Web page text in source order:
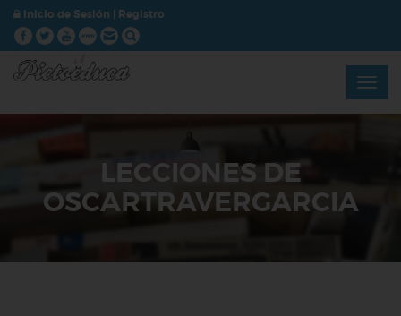
Inicio de Sesión Registro
LECCIONES DE
OSCARTRAVERGARCIA